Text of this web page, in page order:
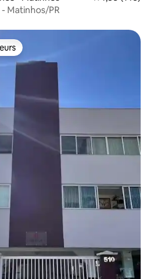
Matinhos/PR
les plus appréciés